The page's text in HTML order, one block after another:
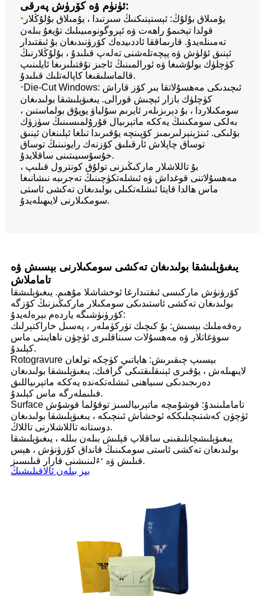
ئۈنۈم ۋە كۆرۈش پەرقى:
• يۇمىلاق بۇلۇڭ: ئېستېتىكنىڭ سىرتىدا ، يۇمىلاق بۇلۇڭلار
قولدا تېخىمۇ راھەت ۋە ئېروگونومىيىلىك تۇيغۇ بىلەن
تەمىنلەيدۇ. قارىماققا ئاددىيدەك كۆرۈنىدىغان بۇ ئىقتىدار
ئېنىق ئۆلۈش ۋە پېچەتلەشنى تەلەپ قىلىدۇ ، بۇلۇڭلارنىڭ
كۈچلۈك بولۇشىغا ۋە ئورالمىنىڭ ئاجىز نۇقتىلىرىغا ئايلىنىپ
قالماسلىقىغا كاپالەتلىك قىلىدۇ.
•Die-Cut Windows: ئىچىدىكى مەھسۇلاتقا بىر كۆز قاراش
كۈچلۈك بازار ئېچىش قورالى. يىغىۋېلىشقا بولىدىغان
سومكىلاردا ، بۇ دېرىزىلەر ئايرىم سۇلياۋ يوپۇق بولماستىن ،
بەلكى سومكىنىڭ يەككە ماتېرىيال قۇرۇلمىسىنىڭ سۈزۈك
بۆلىكى. ئىنژېنېرلىرىمىز كۆپىنچە يۇقىرىدا تىلغا ئېلىنغان ئېنىق
توساق چاپلاش ئارقىلىق كۆزنەك رايونىنىڭ توساق
خۇسۇسىيىتىنى ساقلايدۇ.
بۇ تاللاشلار ماركىڭىزنى تولۇق كونترول قىلىپ ،
مەھسۇلاتنى قوغداش ۋە ئىشلەتكۈچىنىڭ تەجرىبە نىشانىغا
ماس ھالدا قايتا ئىشلەتكىلى بولىدىغان تەكشى ئاستى
سومكىلارنى لايىھىلەيدۇ.
يىغىۋېلىشقا بولىدىغان تەكشى سومكىلارنى بېسىش ۋە
تاماملاش
كۆرۈنۈش ماركىسى ئىقتىدارغا ئوخشاشلا مۇھىم. يىغىۋېلىشقا
بولىدىغان تەكشى ئاستىدىكى سومكىلار ماركىڭىزنىڭ كۆزگە
كۆرۈنۈشىگە ياردەم بېرەلەيدۇ:
رەقەملىك بېسىش: بۇ كىچىك تۈركۈملەر ، پەسىل خاراكتېرلىك
سوۋغاتلار ۋە مەھسۇلات سىناقلىرى ئۈچۈن ناھايىتى ماس
كېلىدۇ.
Rotogravure بېسىپ چىقىرىش: ھاياتىي كۈچكە تولغان
لايىھىلەش ، يۇقىرى ئېنىقلىقتىكى گرافىك. يىغىۋېلىشقا بولىدىغان
دەرىجىدىكى سىياھنى ئىشلەتكەندە يەككە ماتېرىياللىق
فىلىملەرگە ماس كېلىدۇ.
Surface تاماملىنىدۇ: قوشۇمچە ماتېرىيالسىز توقۇلما قوشۇش
ئۈچۈن كەشتىچىلىككە ئوخشاش ئىنچىكە ، يىغىۋېلىشقا بولىدىغان
دوستانە تاللاشلارنى تاللاڭ.
يىغىۋېلىشچانلىقىنى ساقلاپ قېلىش بىلەن بىللە ، يىغىۋېلىشقا
بولىدىغان تەكشى ئاستى سومكىنىڭ قانداق كۆرۈنۈش ، ھېس
قىلىش ۋە ئۇلىنىشنى قارار قىلىسىز.
بىز بىلەن ئالاقىلىشىڭ